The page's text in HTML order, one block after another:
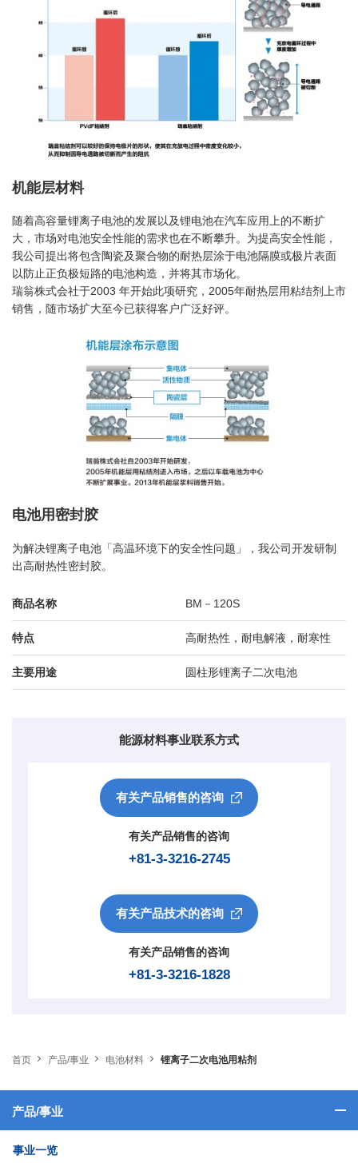
首页 产品/事业 电池材料 锂离子二次电池用粘剂
机能层材料
随着高容量锂离子电池的发展以及锂电池在汽车应用上的不断扩
大，市场对电池安全性能的需求也在不断攀升。为提高安全性能，
我公司提出将包含陶瓷及聚合物的耐热层涂于电池隔膜或极片表面
以防止正负极短路的电池构造，并将其市场化。
瑞翁株式会社于2003 年开始此项研究，2005年耐热层用粘结剂上市
销售，随市场扩大至今已获得客户广泛好评。
电池用密封胶
为解决锂离子电池「高温环境下的安全性问题」，我公司开发研制
出高耐热性密封胶。
商品名称 BM－120S
特点 高耐热性，耐电解液，耐寒性
主要用途 圆柱形锂离子二次电池
能源材料事业联系方式
有关产品销售的咨询
有关产品销售的咨询
+81-3-3216-2745
有关产品技术的咨询
有关产品销售的咨询
+81-3-3216-1828
产品/事业
事业一览